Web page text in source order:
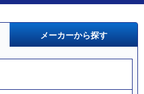
メーカーから探す